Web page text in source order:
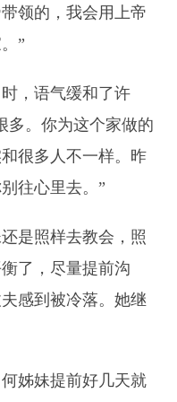
领的，我会用上帝
”
，语气缓和了许
多。你为这个家做的
很多人不一样。昨
往心里去。”
是照样去教会，照
了，尽量提前沟
感到被冷落。她继
姊妹提前好几天就